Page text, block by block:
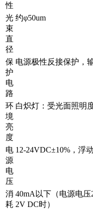
性
光
束
直
径
约φ50um
保
护
电
路
电源极性反接保护，
环
境
亮
度
白炽灯：受光面照明
电
源
电
压
12-24VDC±10%，浮
消
耗
40mA以下（电源电
2V DC时）